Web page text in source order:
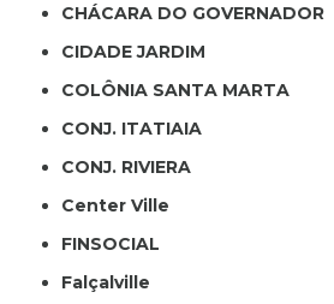
CHÁCARA DO GOVERNADOR
CIDADE JARDIM
COLÔNIA SANTA MARTA
CONJ. ITATIAIA
CONJ. RIVIERA
Center Ville
FINSOCIAL
Falçalville